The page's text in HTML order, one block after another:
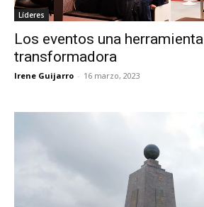
Líderes
Los eventos una herramienta
transformadora
Irene Guijarro - 16 marzo, 2023